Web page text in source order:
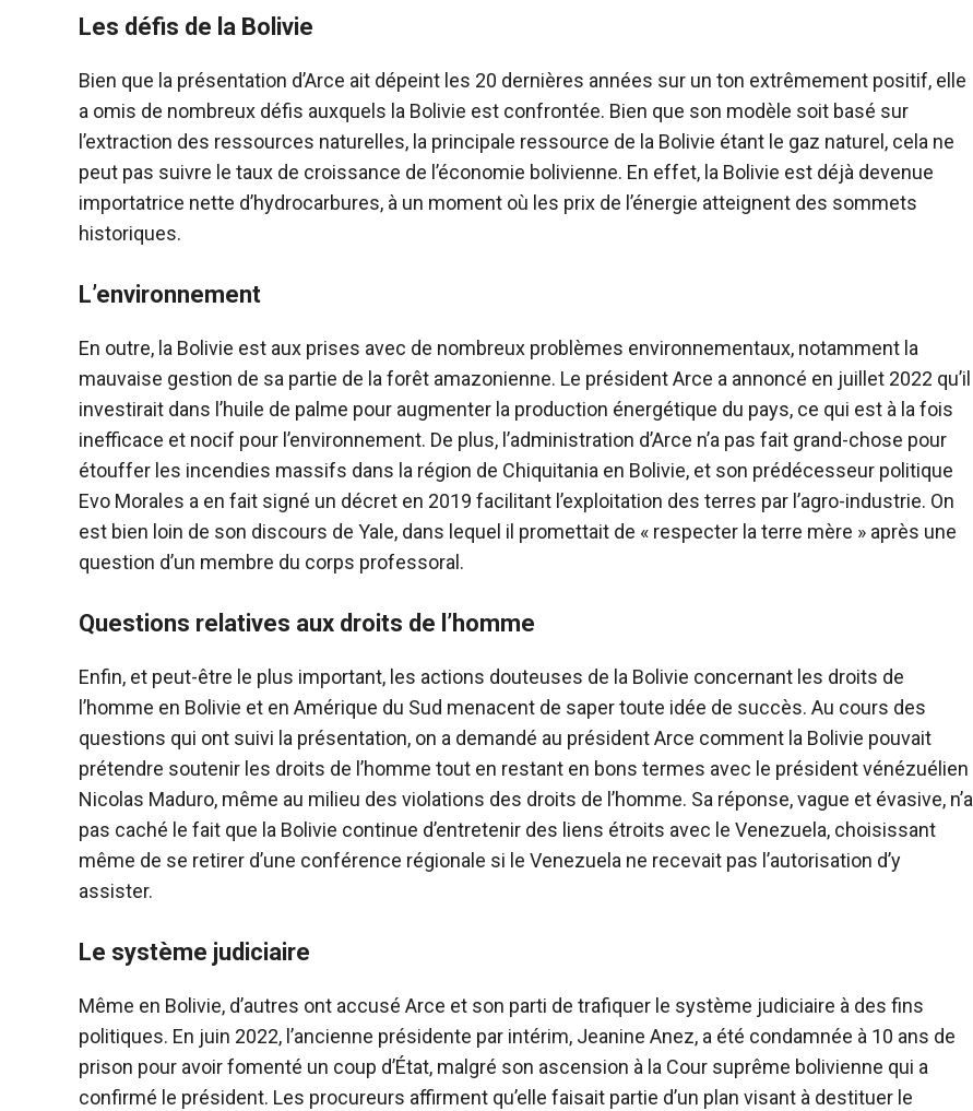
Les défis de la Bolivie
Bien que la présentation d’Arce ait dépeint les 20 dernières années sur un ton extrêmement positif, elle
a omis de nombreux défis auxquels la Bolivie est confrontée. Bien que son modèle soit basé sur
l’extraction des ressources naturelles, la principale ressource de la Bolivie étant le gaz naturel, cela ne
peut pas suivre le taux de croissance de l’économie bolivienne. En effet, la Bolivie est déjà devenue
importatrice nette d’hydrocarbures, à un moment où les prix de l’énergie atteignent des sommets
historiques.
L’environnement
En outre, la Bolivie est aux prises avec de nombreux problèmes environnementaux, notamment la
mauvaise gestion de sa partie de la forêt amazonienne. Le président Arce a annoncé en juillet 2022 qu’il
investirait dans l’huile de palme pour augmenter la production énergétique du pays, ce qui est à la fois
inefficace et nocif pour l’environnement. De plus, l’administration d’Arce n’a pas fait grand-chose pour
étouffer les incendies massifs dans la région de Chiquitania en Bolivie, et son prédécesseur politique
Evo Morales a en fait signé un décret en 2019 facilitant l’exploitation des terres par l’agro-industrie. On
est bien loin de son discours de Yale, dans lequel il promettait de « respecter la terre mère » après une
question d’un membre du corps professoral.
Questions relatives aux droits de l’homme
Enfin, et peut-être le plus important, les actions douteuses de la Bolivie concernant les droits de
l’homme en Bolivie et en Amérique du Sud menacent de saper toute idée de succès. Au cours des
questions qui ont suivi la présentation, on a demandé au président Arce comment la Bolivie pouvait
prétendre soutenir les droits de l’homme tout en restant en bons termes avec le président vénézuélien
Nicolas Maduro, même au milieu des violations des droits de l’homme. Sa réponse, vague et évasive, n’a
pas caché le fait que la Bolivie continue d’entretenir des liens étroits avec le Venezuela, choisissant
même de se retirer d’une conférence régionale si le Venezuela ne recevait pas l’autorisation d’y
assister.
Le système judiciaire
Même en Bolivie, d’autres ont accusé Arce et son parti de trafiquer le système judiciaire à des fins
politiques. En juin 2022, l’ancienne présidente par intérim, Jeanine Anez, a été condamnée à 10 ans de
prison pour avoir fomenté un coup d’État, malgré son ascension à la Cour suprême bolivienne qui a
confirmé le président. Les procureurs affirment qu’elle faisait partie d’un plan visant à destituer le